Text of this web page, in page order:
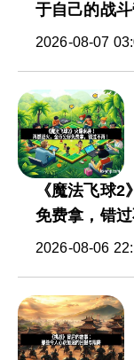
于自己的战斗
2026-08-07
《魔法飞球
免费拿，错过
2026-08-06